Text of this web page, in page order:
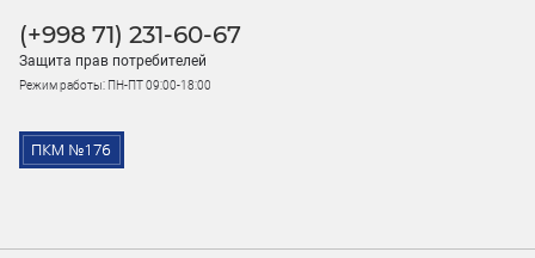
(+998 71) 231-60-67
Защита прав потребителей
Режим работы: ПН-ПТ 09:00-18:00